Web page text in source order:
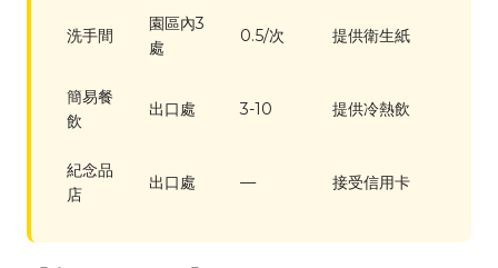
洗手間
園區內3
處
0.5/次 提供衛生紙
簡易餐
飲
出口處 3-10 提供冷熱飲
紀念品
店
出口處 — 接受信用卡